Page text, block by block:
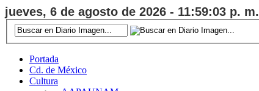
jueves, 6 de agosto de 2026 - 11:59:04 p. m.
Portada
Cd. de México
Cultura